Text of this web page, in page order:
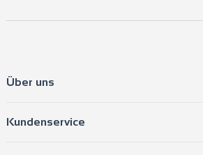
Über uns
Kundenservice